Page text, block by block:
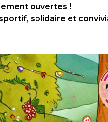
ouvertes !
solidaire et